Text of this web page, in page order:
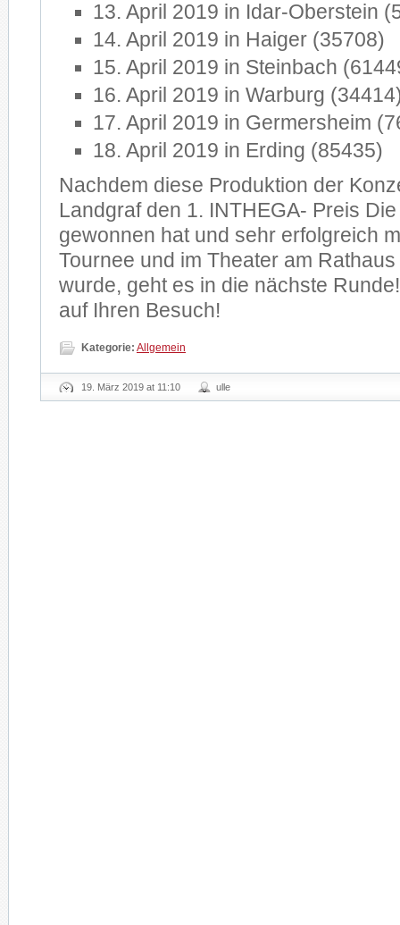
13. April 2019 in Idar-Oberstein
14. April 2019 in Haiger (35708)
15. April 2019 in Steinbach
16. April 2019 in Warburg
17. April 2019 in Germersheim
18. April 2019 in Erding (85435)
Nachdem diese Produktion der
Landgraf den 1. INTHEGA- Preis
gewonnen hat und sehr erfolgreich
Tournee und im Theater am
wurde, geht es in die nächste
auf Ihren Besuch!
Kategorie: Allgemein
19. März 2019 at 11:10 ulle